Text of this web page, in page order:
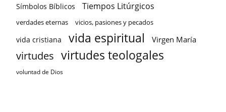
Símbolos Bíblicos Tiempos Litúrgicos
verdades eternas vicios, pasiones y pecados
vida cristiana vida espiritual Virgen María
virtudes virtudes teologales
voluntad de Dios